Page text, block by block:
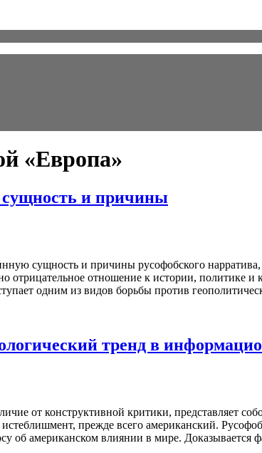
«Европа»
сущность и причины
сущность и причины русофобского
отрицательное отношение к истории, политике и
одним из видов борьбы против
тренд в
от конструктивной критики, представляет
прежде всего американский.
об американском влиянии в мире. Доказывается